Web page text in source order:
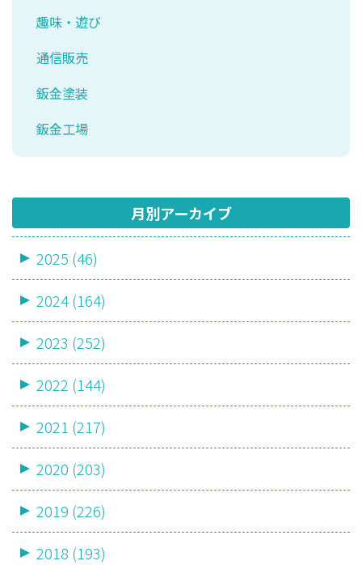
趣味・遊び
通信販売
鈑金塗装
鈑金工場
月別アーカイブ
2025 (46)
2024 (164)
2023 (252)
2022 (144)
2021 (217)
2020 (203)
2019 (226)
2018 (193)